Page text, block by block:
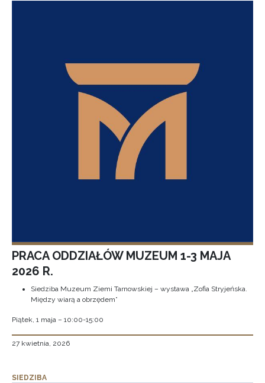
PRACA ODDZIAŁÓW MUZEUM 1-3 MAJA
2026 R.
Siedziba Muzeum Ziemi Tarnowskiej – wystawa „Zofia Stryjeńska.
Między wiarą a obrzędem”
Piątek, 1 maja – 10:00-15:00
27 kwietnia, 2026
SIEDZIBA